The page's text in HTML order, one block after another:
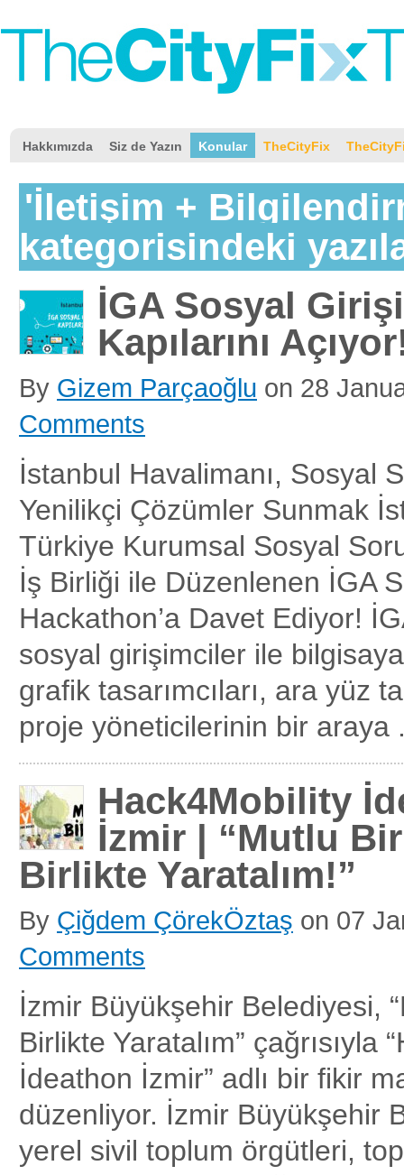
Hakkımızda Siz de Yazın Konular TheCityFix
'İletişim +
kategorisindeki
İGA Sosyal
Kapılarını
By Gizem Parçaoğlu on 28
Comments
İstanbul Havalimanı, Sosyal
Yenilikçi Çözümler Sunmak
Türkiye Kurumsal Sosyal
İş Birliği ile Düzenlenen İGA
Hackathon’a Davet Ediyor!
sosyal girişimciler ile
grafik tasarımcıları, ara yüz
proje yöneticilerinin bir araya
Hack4Mobility
İzmir | “Mutlu
Birlikte Yaratalım!”
By Çiğdem ÇörekÖztaş on 07
Comments
İzmir Büyükşehir Belediyesi,
Birlikte Yaratalım” çağrısıyla
İdeathon İzmir” adlı bir fikir
düzenliyor. İzmir Büyükşehir
yerel sivil toplum örgütleri,